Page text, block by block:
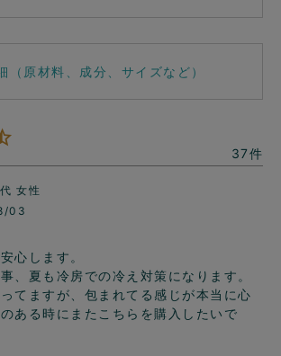
（原材料、成分、サイズなど）
37
女性
03
心します。
、夏も冷房での冷え対策になります。
てますが、包まれてる感じが本当に心
ある時にまたこちらを購入したいで